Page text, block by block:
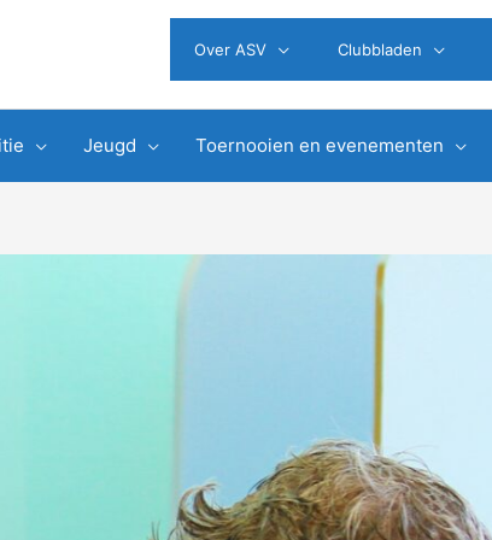
Over ASV Clubbladen
Jeugd Toernooien en evenementen